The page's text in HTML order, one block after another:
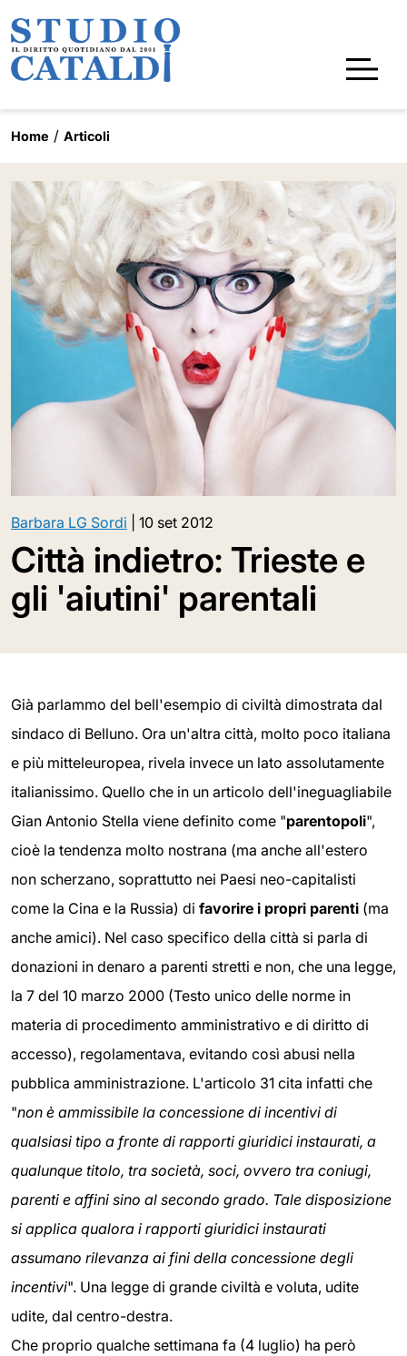
Home Articoli
Barbara LG Sordi 10 set 2012
Città indietro: Trieste e
gli 'aiutini' parentali
Già parlammo del bell'esempio di civiltà dimostrata dal
sindaco di Belluno. Ora un'altra città, molto poco italiana
e più mitteleuropea, rivela invece un lato assolutamente
italianissimo. Quello che in un articolo dell'ineguagliabile
Gian Antonio Stella viene definito come "parentopoli",
cioè la tendenza molto nostrana (ma anche all'estero
non scherzano, soprattutto nei Paesi neo-capitalisti
come la Cina e la Russia) di favorire i propri parenti (ma
anche amici). Nel caso specifico della città si parla di
donazioni in denaro a parenti stretti e non, che una legge,
la 7 del 10 marzo 2000 (Testo unico delle norme in
materia di procedimento amministrativo e di diritto di
accesso), regolamentava, evitando così abusi nella
pubblica amministrazione. L'articolo 31 cita infatti che
"non è ammissibile la concessione di incentivi di
qualsiasi tipo a fronte di rapporti giuridici instaurati, a
qualunque titolo, tra società, soci, ovvero tra coniugi,
parenti e affini sino al secondo grado. Tale disposizione
si applica qualora i rapporti giuridici instaurati
assumano rilevanza ai fini della concessione degli
incentivi". Una legge di grande civiltà e voluta, udite
udite, dal centro-destra.
Che proprio qualche settimana fa (4 luglio) ha però